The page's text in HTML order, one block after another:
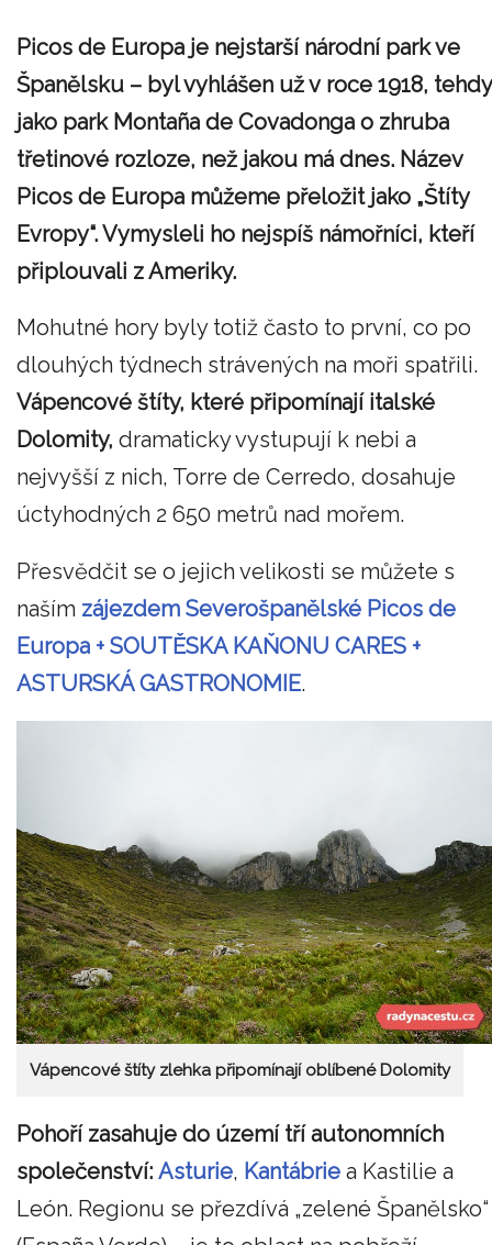
Picos de Europa je nejstarší národní park ve
Španělsku – byl vyhlášen už v roce 1918, tehdy
jako park Montaña de Covadonga o zhruba
třetinové rozloze, než jakou má dnes. Název
Picos de Europa můžeme přeložit jako „Štíty
Evropy“. Vymysleli ho nejspíš námořníci, kteří
připlouvali z Ameriky.
Mohutné hory byly totiž často to první, co po
dlouhých týdnech strávených na moři spatřili.
Vápencové štíty, které připomínají italské
Dolomity, dramaticky vystupují k nebi a
nejvyšší z nich, Torre de Cerredo, dosahuje
úctyhodných 2 650 metrů nad mořem.
Přesvědčit se o jejich velikosti se můžete s
naším zájezdem Severošpanělské Picos de
Europa + SOUTĚSKA KAŇONU CARES +
ASTURSKÁ GASTRONOMIE.
Vápencové štíty zlehka připomínají oblíbené Dolomity
Pohoří zasahuje do území tří autonomních
společenství: Asturie, Kantábrie a Kastilie a
León. Regionu se přezdívá „zelené Španělsko“